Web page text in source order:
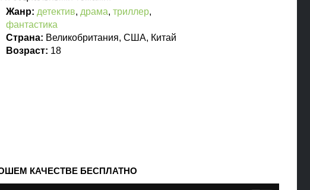
Жанр: детектив, драма,триллер,
фантастика
Страна: Великобритания, США, Китай
Возраст: 18
КАЧЕСТВЕ БЕСПЛАТНО